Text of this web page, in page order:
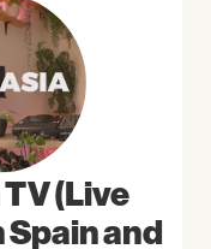
(Live
Spain and